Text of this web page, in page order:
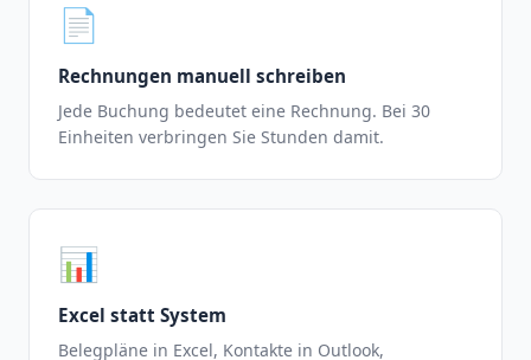
📄
Rechnungen manuell schreiben
Jede Buchung bedeutet eine Rechnung. Bei 30
Einheiten verbringen Sie Stunden damit.
📊
Excel statt System
Belegpläne in Excel, Kontakte in Outlook,